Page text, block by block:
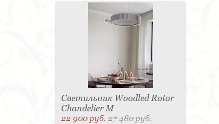
Светильник Woodled Rotor
Chandelier M
22 900 руб.27 480 руб.